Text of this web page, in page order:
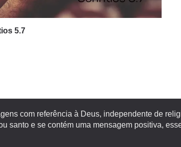
5.7
com referência à Deus, independente de
santo e se contém uma mensagem positiva,